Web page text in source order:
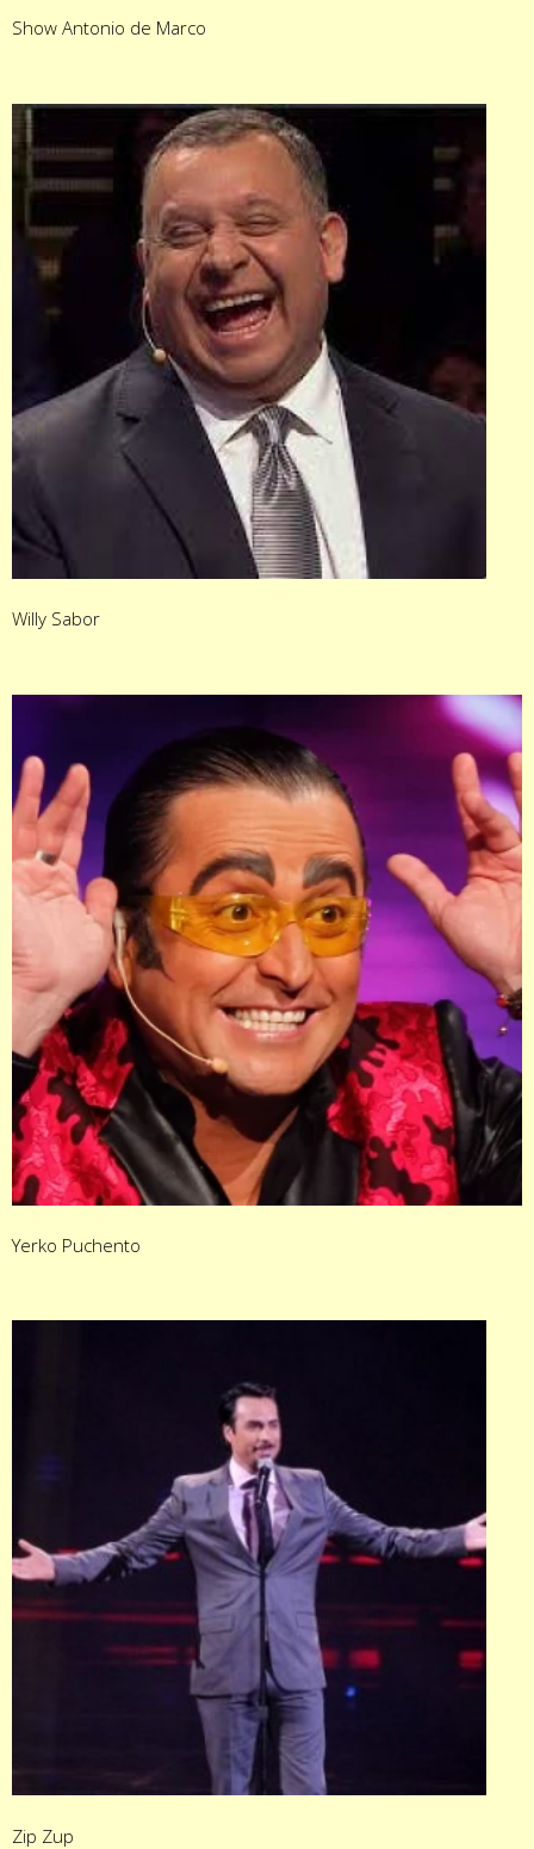
Show Antonio de Marco
Willy Sabor
Yerko Puchento
Zip Zup